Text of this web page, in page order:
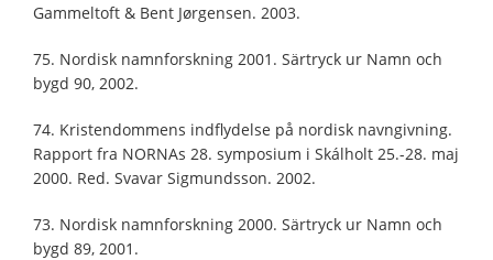
Gammeltoft & Bent Jørgensen. 2003.
75. Nordisk namnforskning 2001. Särtryck ur Namn och
bygd 90, 2002.
74. Kristendommens indflydelse på nordisk navngivning.
Rapport fra NORNAs 28. symposium i Skálholt 25.-28. maj
2000. Red. Svavar Sigmundsson. 2002.
73. Nordisk namnforskning 2000. Särtryck ur Namn och
bygd 89, 2001.